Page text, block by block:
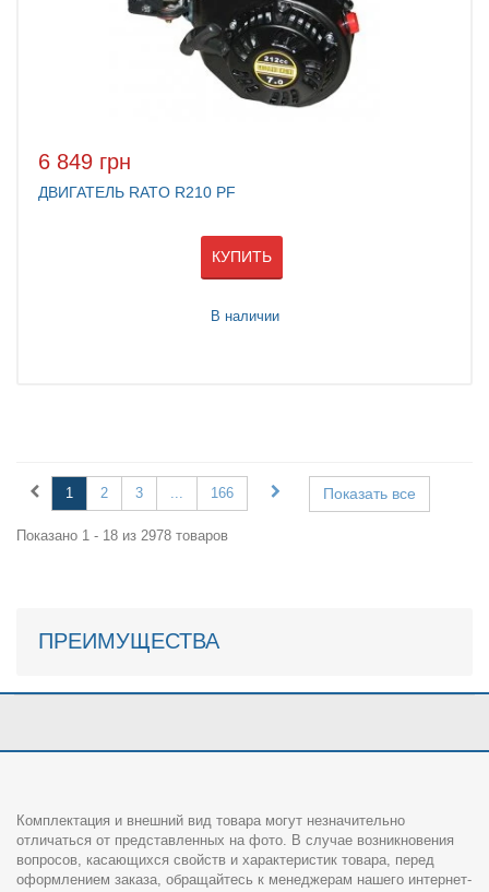
6 849 грн
ДВИГАТЕЛЬ RATO R210 PF
КУПИТЬ
В наличии
Показать все
1 2 3 ... 166
Показано 1 - 18 из 2978 товаров
ПРЕИМУЩЕСТВА
Комплектация и внешний вид товара могут незначительно
отличаться от представленных на фото. В случае возникновения
вопросов, касающихся свойств и характеристик товара, перед
оформлением заказа, обращайтесь к менеджерам нашего интернет-